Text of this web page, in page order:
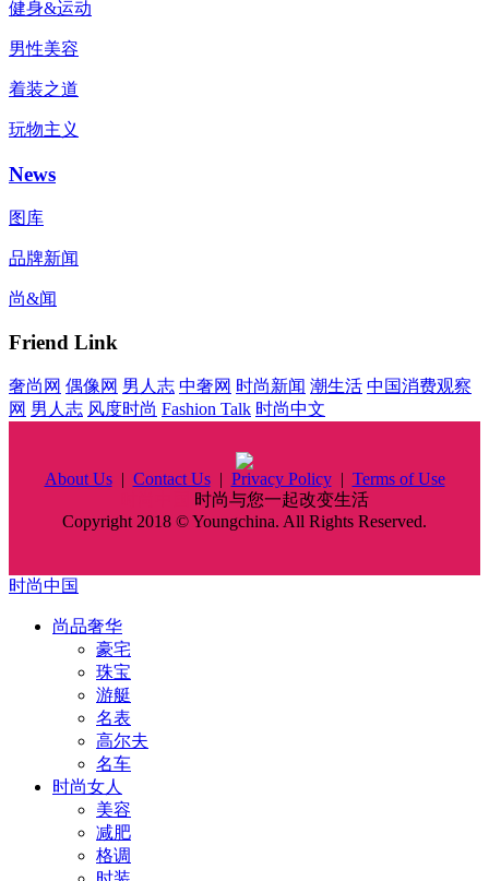
健身&运动
男性美容
着装之道
玩物主义
News
图库
品牌新闻
尚&闻
Friend Link
奢尚网 偶像网 男人志 中奢网 时尚新闻 潮生活 中国消费观察
网 男人志 风度时尚 Fashion Talk 时尚中文
About Us| Contact Us| Privacy Policy| Terms of Use
时尚与您一起改变生活
Copyright 2018 © Youngchina. All Rights Reserved.
时尚中国
尚品奢华
豪宅
珠宝
游艇
名表
高尔夫
名车
时尚女人
美容
减肥
格调